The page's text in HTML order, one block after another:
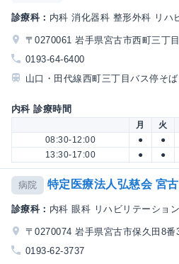
診療科： 内科 消化器科 整形外科 リハ
〒0270061 岩手県宮古市西町三丁
0193-64-6400
山口・田代線西町三丁目バス停そば
内科 診療時間
月 火
08:30-12:00
● ●
13:30-17:00
● ●
病院 特定医療法人弘慈会 宮
診療科： 内科 眼科 リハビリテーショ
〒0270074 岩手県宮古市保久田8番
0193-62-3737